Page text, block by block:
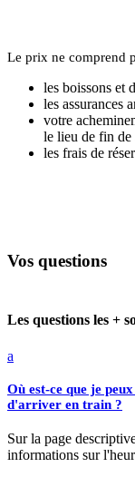
Le prix ne comprend
les boissons et
les assurances
votre
le lieu de fin de
les frais de
Vos questions
Les questions les +
a
Où est-ce que je
d'arriver en train ?
Sur la page
informations sur